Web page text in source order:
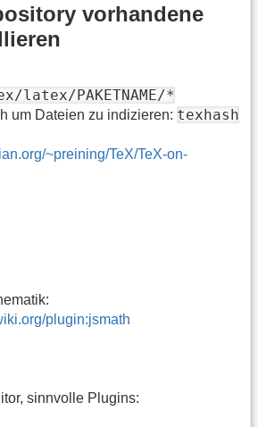
vorhandene
latex/PAKETNAME/*
um Dateien zu indizieren: texhash
~preining/TeX/TeX-on-
plugin:jsmath
sinnvolle Plugins: